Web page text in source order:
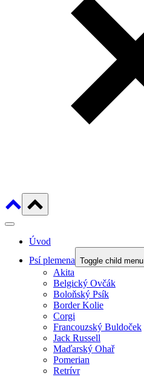
Úvod
Psí plemena Toggle child menu
Akita
Belgický Ovčák
Boloňský Psík
Border Kolie
Corgi
Francouzský Buldoček
Jack Russell
Maďarský Ohař
Pomerian
Retrívr